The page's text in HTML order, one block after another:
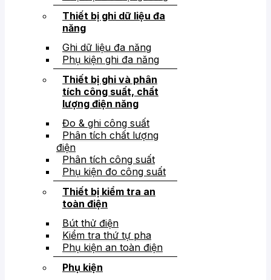
Thiết bị ghi dữ liệu đa
năng
Ghi dữ liệu đa năng
Phụ kiện ghi đa năng
Thiết bị ghi và phân
tích công suất, chất
lượng điện năng
Đo & ghi công suất
Phân tích chất lượng
điện
Phân tích công suất
Phụ kiện đo công suất
Thiết bị kiểm tra an
toàn điện
Bút thử điện
Kiểm tra thứ tự pha
Phụ kiện an toàn điện
Phụ kiện